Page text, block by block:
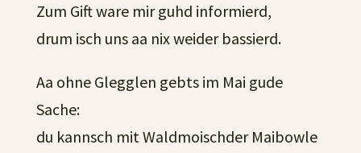
Zum Gift ware mir guhd informierd,
drum isch uns aa nix weider bassierd.
Aa ohne Glegglen gebts im Mai gude
Sache:
du kannsch mit Waldmoischder Maibowle